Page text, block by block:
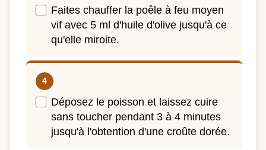
Faites chauffer la poêle à feu moyen
vif avec 5 ml d'huile d'olive jusqu'à ce
qu'elle miroite.
Déposez le poisson et laissez cuire
sans toucher pendant 3 à 4 minutes
jusqu'à l'obtention d'une croûte dorée.